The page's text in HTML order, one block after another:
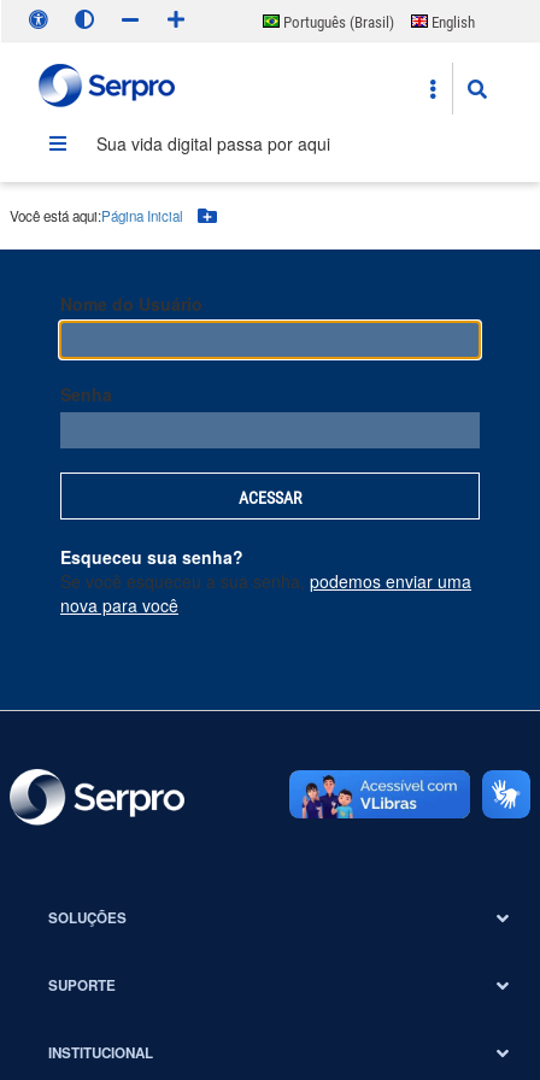
Português (Brasil)
English
Sua vida digital passa por aqui
Você está aqui:Página Inicial Botão Menu
Nome do Usuário
Senha
Esqueceu sua senha?
Se você esqueceu a sua senha, podemos enviar uma
nova para você
SOLUÇÕES
SUPORTE
INSTITUCIONAL